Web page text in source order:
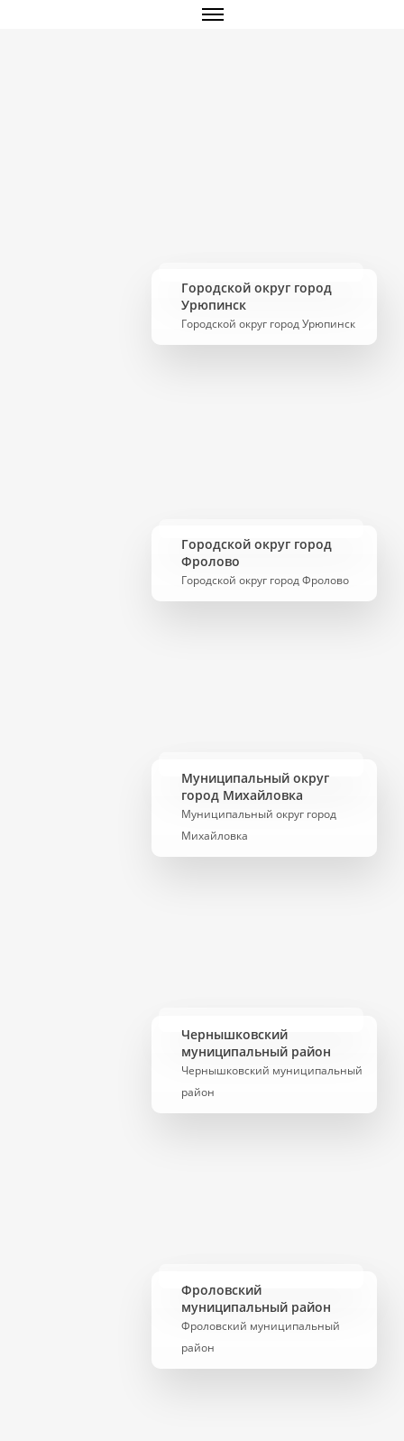
Городской округ город
Урюпинск
Городской округ город Урюпинск
Городской округ город
Фролово
Городской округ город Фролово
Муниципальный округ
город Михайловка
Муниципальный округ город
Михайловка
Чернышковский
муниципальный район
Чернышковский муниципальный
район
Фроловский
муниципальный район
Фроловский муниципальный
район